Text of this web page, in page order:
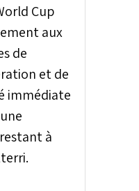
Cup
aux
de
et de
immédiate
à